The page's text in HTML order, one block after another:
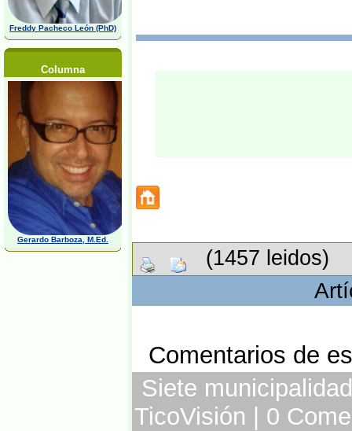
Freddy Pacheco León (PhD)
Columna
Gerardo Barboza, M.Ed.
(1457 leidos)
Comentarios de
Siete
TicoVisión | 0